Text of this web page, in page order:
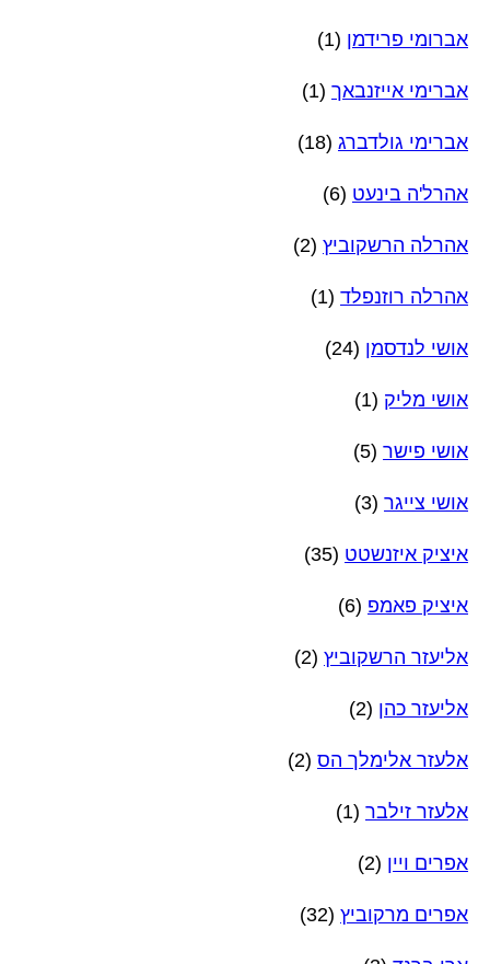
אברומי פרידמן (1)
אברימי אייזנבאך (1)
אברימי גולדברג (18)
אהרל'ה בינעט (6)
אהרלה הרשקוביץ (2)
אהרלה רוזנפלד (1)
אושי לנדסמן (24)
אושי מליק (1)
אושי פישר (5)
אושי צייגר (3)
איציק איזנשטט (35)
איציק פאמפ (6)
אליעזר הרשקוביץ (2)
אליעזר כהן (2)
אלעזר אלימלך הס (2)
אלעזר זילבר (1)
אפרים ויין (2)
אפרים מרקוביץ (32)